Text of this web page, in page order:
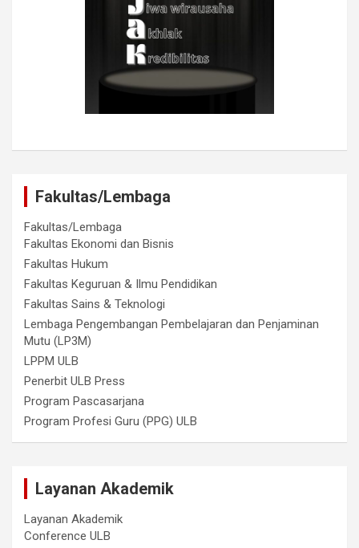
Fakultas/Lembaga
Fakultas/Lembaga
Fakultas Ekonomi dan Bisnis
Fakultas Hukum
Fakultas Keguruan & Ilmu Pendidikan
Fakultas Sains & Teknologi
Lembaga Pengembangan Pembelajaran dan Penjaminan
Mutu (LP3M)
LPPM ULB
Penerbit ULB Press
Program Pascasarjana
Program Profesi Guru (PPG) ULB
Layanan Akademik
Layanan Akademik
Conference ULB